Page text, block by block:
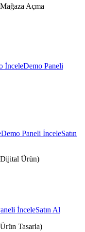
İnceleDemo Paneli
Demo Paneli İnceleSatın
İnceleSatın Al